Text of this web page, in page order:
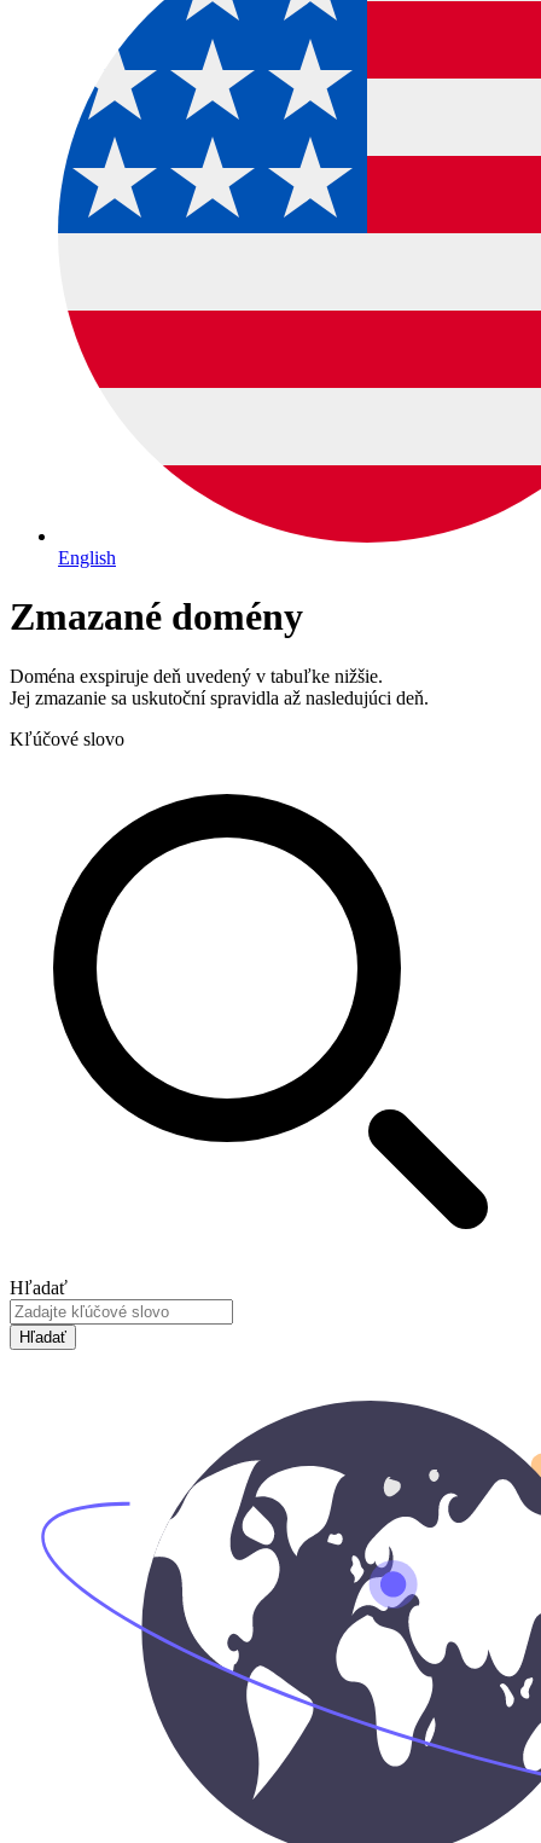
English
Zmazané domény
Doména exspiruje deň uvedený v tabuľke nižšie.
Jej zmazanie sa uskutoční spravidla až nasledujúci deň.
Kľúčové slovo
Hľadať
Hľadať